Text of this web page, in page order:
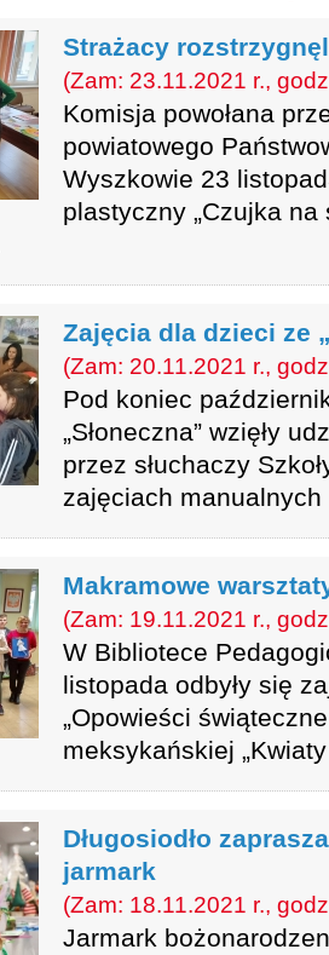
Strażacy
(Zam: 23.11.2021 r.,
Komisja powołana
powiatowego
Wyszkowie 23
plastyczny „Czujka na
Zajęcia dla dzieci ze
(Zam: 20.11.2021 r.,
Pod koniec
„Słoneczna” wzięły
przez słuchaczy
zajęciach
Makramowe
(Zam: 19.11.2021 r.,
W Bibliotece
listopada odbyły się
„Opowieści
meksykańskiej
Długosiodło
jarmark
(Zam: 18.11.2021 r.,
Jarmark